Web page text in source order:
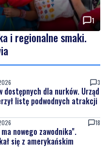
1
i regionalne smaki.
3
dostępnych dla nurków. Urząd
listę podwodnych atrakcji
18
nowego zawodnika".
się z amerykańskim